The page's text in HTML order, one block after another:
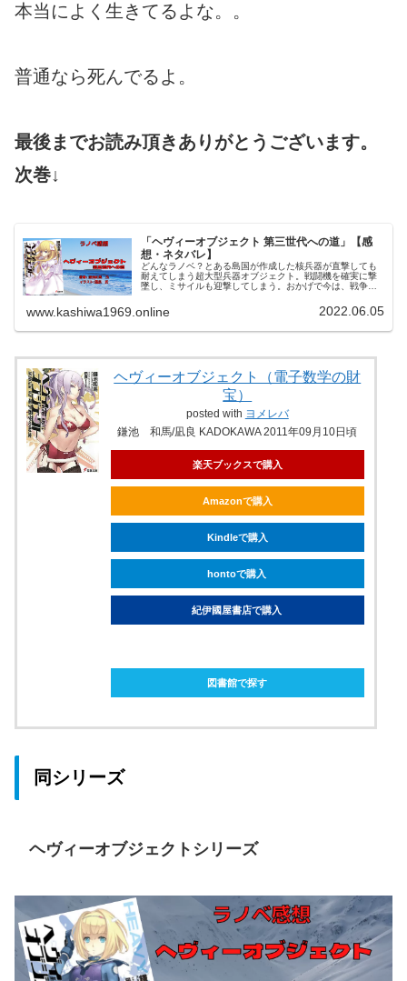
本当によく生きてるよな。。
普通なら死んでるよ。
最後までお読み頂きありがとうございます。
次巻↓
「ヘヴィーオブジェクト 第三世代への道」【感
想・ネタバレ】
どんなラノベ？とある島国が作成した核兵器が直撃しても
耐えてしまう超大型兵器オブジェクト。戦闘機を確実に撃
墜し、ミサイルも迎撃してしまう。おかげで今は、戦争の
派遣留学した学生クウェンサーと貴...
www.kashiwa1969.online 2022.06.05
ヘヴィーオブジェクト（電子数学の財
宝）
posted with ヨメレバ
鎌池 和馬/凪良 KADOKAWA 2011年09月10日頃
楽天ブックスで購入
Amazonで購入
Kindleで購入
hontoで購入
紀伊國屋書店で購入
図書館で探す
同シリーズ
ヘヴィーオブジェクトシリーズ